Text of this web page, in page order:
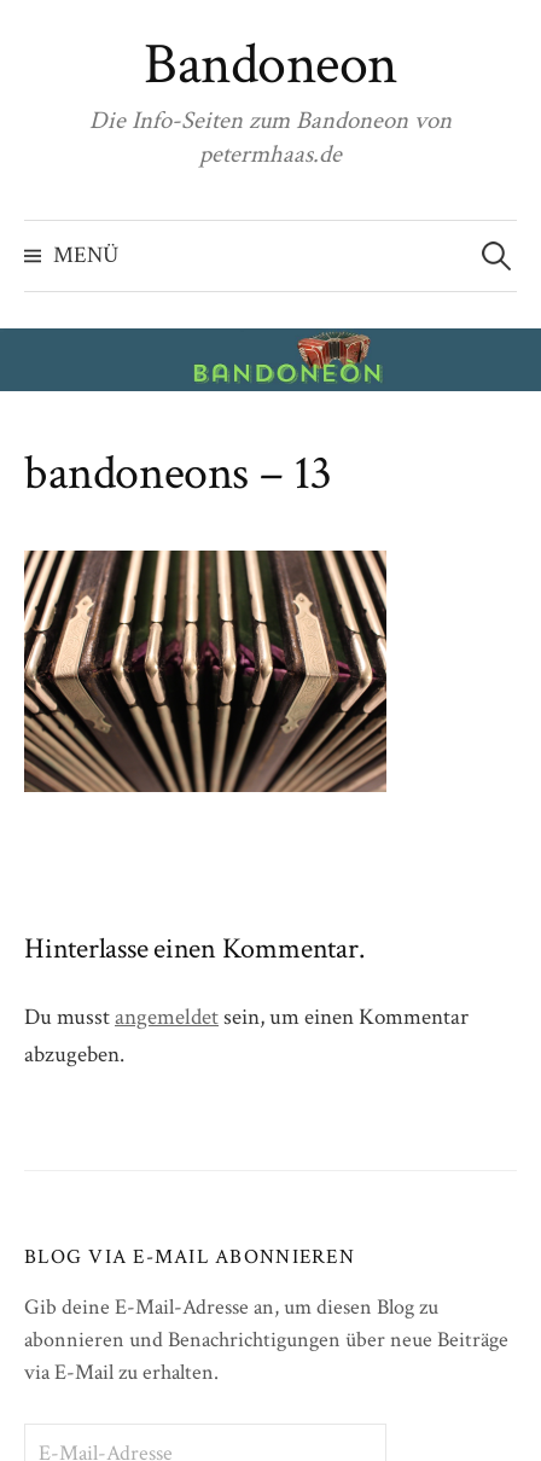
Bandoneon
Die Info-Seiten zum Bandoneon von
petermhaas.de
MENÜ
Suchen
nach:
bandoneons – 13
Hinterlasse einen Kommentar.
Du musstangemeldetsein, um einen Kommentar
abzugeben.
BLOG VIA E-MAIL ABONNIEREN
Gib deine E-Mail-Adresse an, um diesen Blog zu
abonnieren und Benachrichtigungen über neue Beiträge
via E-Mail zu erhalten.
E-